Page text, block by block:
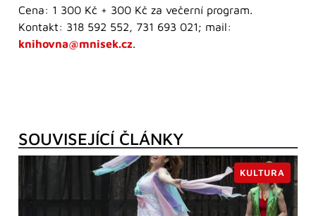
Cena: 1 300 Kč + 300 Kč za večerní program.
Kontakt: 318 592 552, 731 693 021; mail:
knihovna@mnisek.cz.
SOUVISEJÍCÍ ČLÁNKY
KULTURA